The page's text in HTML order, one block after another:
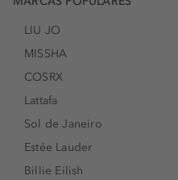
LIU JO
MISSHA
COSRX
Lattafa
Sol de Janeiro
Estée Lauder
Billie Eilish